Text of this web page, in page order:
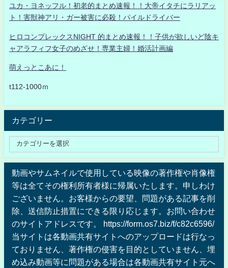
ユカ・ヨネッフル！初老的まとめ速報！！大帝イタチにラリアッ
ト！害獣神アリ・ガー被害に必殺！パイルドライバー
ヒロコンプレックスNIGHT 的まとめ速報！！子供が欲しいど陰キ
ャアラフィフ女子のめざせ！専業主婦！婚活計画編
萌えっとこあに！
t112-1000ｍ
カテゴリー
動画やサムネイルで使用している映像の著作権や肖像権
等は全てその権利所有者様に帰属いたします。申しわけ
ございません。お客様からの要望、問題がある記事を削
除、送信防止措置にできる限り応じます。お問い合わせ
のサイトアドレスです。 https://form.os7.biz/f/c82c6596/
当サイトは各動画共有サイトへのアップロードは行なっ
ておりません、著作権の侵害を目的としていません、埋
め込み動画等に問題がある場合は各動画共有サイト元へ